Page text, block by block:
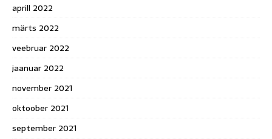
aprill 2022
märts 2022
veebruar 2022
jaanuar 2022
november 2021
oktoober 2021
september 2021